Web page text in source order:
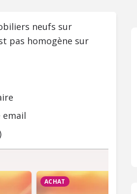
neufs sur
pas homogène sur
email
ACHAT